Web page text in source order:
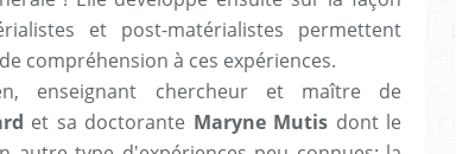
et post-matérialistes permettent
compréhension à ces expériences.
enseignant chercheur et maître de
et sa doctorante Maryne Mutis dont le